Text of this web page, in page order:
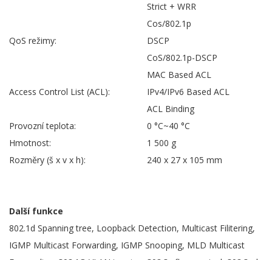
Strict + WRR
QoS režimy:
Cos/802.1p
DSCP
CoS/802.1p-DSCP
Access Control List (ACL):
MAC Based ACL
IPv4/IPv6 Based ACL
ACL Binding
Provozní teplota:
0 °C~40 °C
Hmotnost:
1 500 g
Rozměry (š x v x h):
240 x 27 x 105 mm
Další funkce
802.1d Spanning tree, Loopback Detection, Multicast Filitering,
IGMP Multicast Forwarding, IGMP Snooping, MLD Multicast